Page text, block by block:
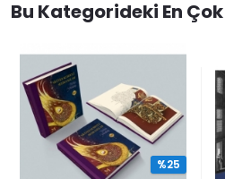
Bu Kategorideki En
%25